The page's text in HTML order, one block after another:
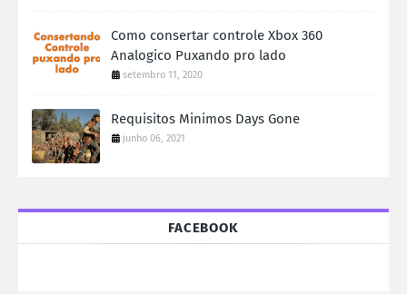
Como consertar controle Xbox 360
Analogico Puxando pro lado
setembro 11, 2020
Requisitos Minimos Days Gone
junho 06, 2021
FACEBOOK